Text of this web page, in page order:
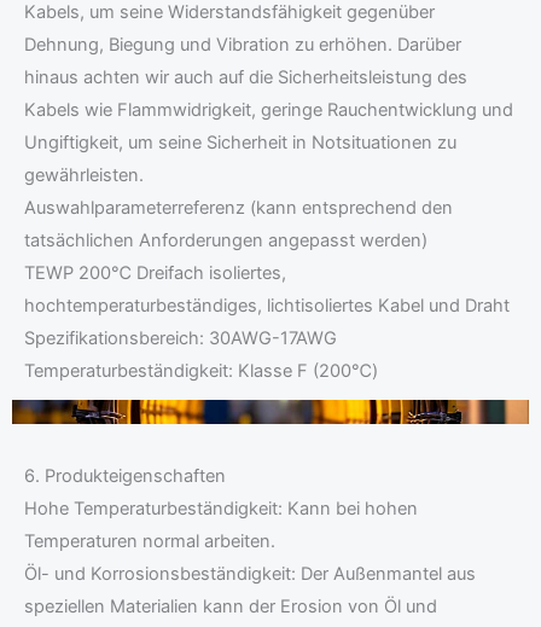
Kabels, um seine Widerstandsfähigkeit gegenüber
Dehnung, Biegung und Vibration zu erhöhen. Darüber
hinaus achten wir auch auf die Sicherheitsleistung des
Kabels wie Flammwidrigkeit, geringe Rauchentwicklung und
Ungiftigkeit, um seine Sicherheit in Notsituationen zu
gewährleisten.
Auswahlparameterreferenz (kann entsprechend den
tatsächlichen Anforderungen angepasst werden)
TEWP 200℃ Dreifach isoliertes,
hochtemperaturbeständiges, lichtisoliertes Kabel und Draht
Spezifikationsbereich: 30AWG-17AWG
Temperaturbeständigkeit: Klasse F (200℃)
6. Produkteigenschaften
Hohe Temperaturbeständigkeit: Kann bei hohen
Temperaturen normal arbeiten.
Öl- und Korrosionsbeständigkeit: Der Außenmantel aus
speziellen Materialien kann der Erosion von Öl und